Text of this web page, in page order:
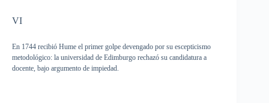
VI
En 1744 recibió Hume el primer golpe devengado por su escepticismo
metodológico: la universidad de Edimburgo rechazó su candidatura a
docente, bajo argumento de impiedad.